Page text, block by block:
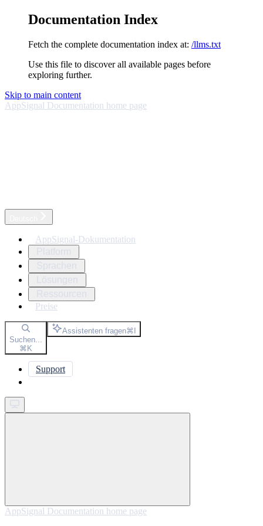
Documentation Index
Fetch the complete documentation index at: /llms.txt
Use this file to discover all available pages before
exploring further.
Skip to main content
AppSignal Documentation home page
AppSignal-Dokumentation
Preise
Suchen...
⌘K
Assistenten fragen⌘I
Support
AppSignal Documentation home page